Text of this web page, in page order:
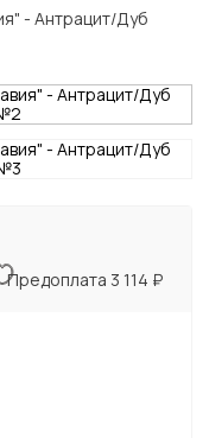
Предоплата 3 114 ₽